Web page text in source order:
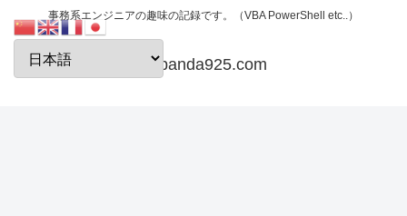
事務系エンジニアの趣味の記録です。（VBA PowerShell etc..）
papanda925.com